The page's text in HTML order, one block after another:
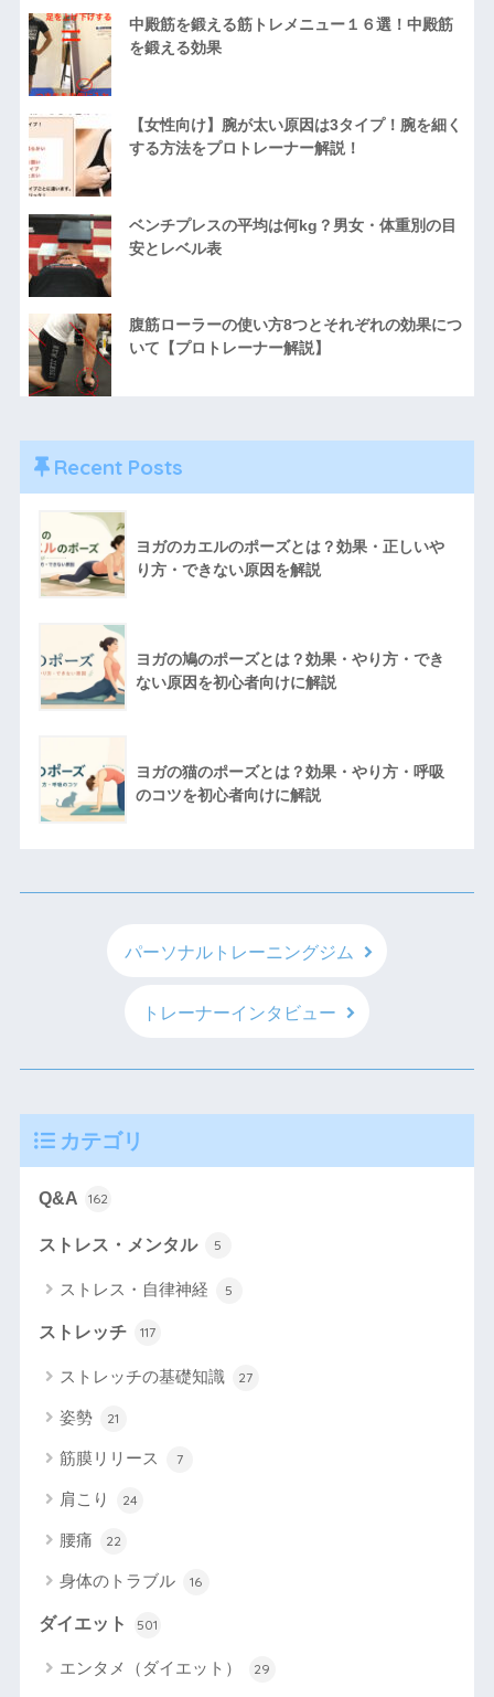
中殿筋を鍛える筋トレメニュー１６選！中殿筋
を鍛える効果
【女性向け】腕が太い原因は3タイプ！腕を細く
する方法をプロトレーナー解説！
ベンチプレスの平均は何kg？男女・体重別の目
安とレベル表
腹筋ローラーの使い方8つとそれぞれの効果につ
いて【プロトレーナー解説】
Recent Posts
ヨガのカエルのポーズとは？効果・正しいや
り方・できない原因を解説
ヨガの鳩のポーズとは？効果・やり方・でき
ない原因を初心者向けに解説
ヨガの猫のポーズとは？効果・やり方・呼吸
のコツを初心者向けに解説
パーソナルトレーニングジム
トレーナーインタビュー
カテゴリ
Q&A 162
ストレス・メンタル 5
ストレス・自律神経 5
ストレッチ 117
ストレッチの基礎知識 27
姿勢 21
筋膜リリース 7
肩こり 24
腰痛 22
身体のトラブル 16
ダイエット 501
エンタメ（ダイエット） 29